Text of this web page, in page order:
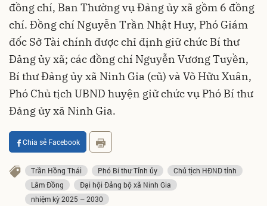
đồng chí, Ban Thường vụ Đảng ủy xã gồm 6 đồng
chí. Đồng chí Nguyễn Trần Nhật Huy, Phó Giám
đốc Sở Tài chính được chỉ định giữ chức Bí thư
Đảng ủy xã; các đồng chí Nguyễn Vương Tuyền,
Bí thư Đảng ủy xã Ninh Gia (cũ) và Võ Hữu Xuân,
Phó Chủ tịch UBND huyện giữ chức vụ Phó Bí thư
Đảng ủy xã Ninh Gia.
Chia sẻ Facebook
Trần Hồng Thái Phó Bí thư Tỉnh ủy
Chủ tịch HĐND tỉnh
Lâm Đồng
Đại hội Đảng bộ xã Ninh Gia
nhiệm kỳ 2025 – 2030